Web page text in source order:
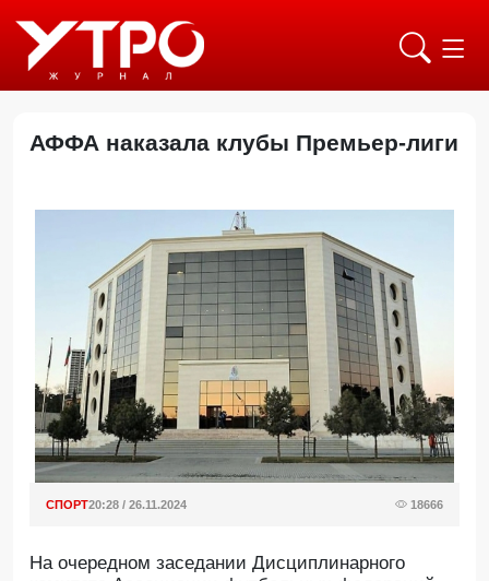
АФФА наказала клубы Премьер-лиги
СПОРТ20:28 / 26.11.2024 18666
На очередном заседании Дисциплинарного